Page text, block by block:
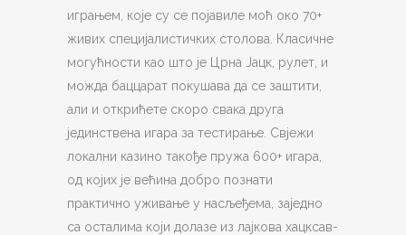
играњем, које су се појавиле моћ око 70+
живих специјалистичких столова. Класичне
могућности као што је Црна Јацк, рулет, и
можда баццарат покушава да се заштити,
али и открићете скоро свака друга
јединствена игара за тестирање. Свјежи
локални казино такође пружа 600+ игара,
од којих је већина добро познати
практично уживање у насљеђема, заједно
са осталима који долазе из лајкова хацксав-